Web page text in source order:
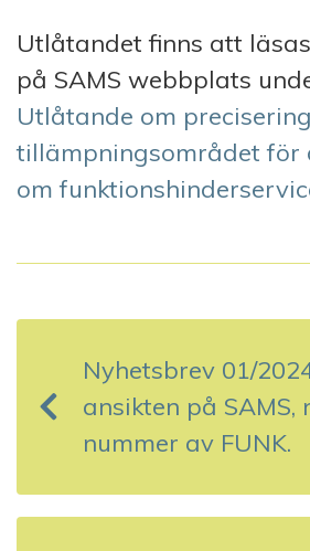
Utlåtandet finns att
på SAMS webbplats
Utlåtande om
tillämpningsområdet för
om
n
g
Nyhetsbrev 01/
ansikten på SAMS,
nummer av FUNK.